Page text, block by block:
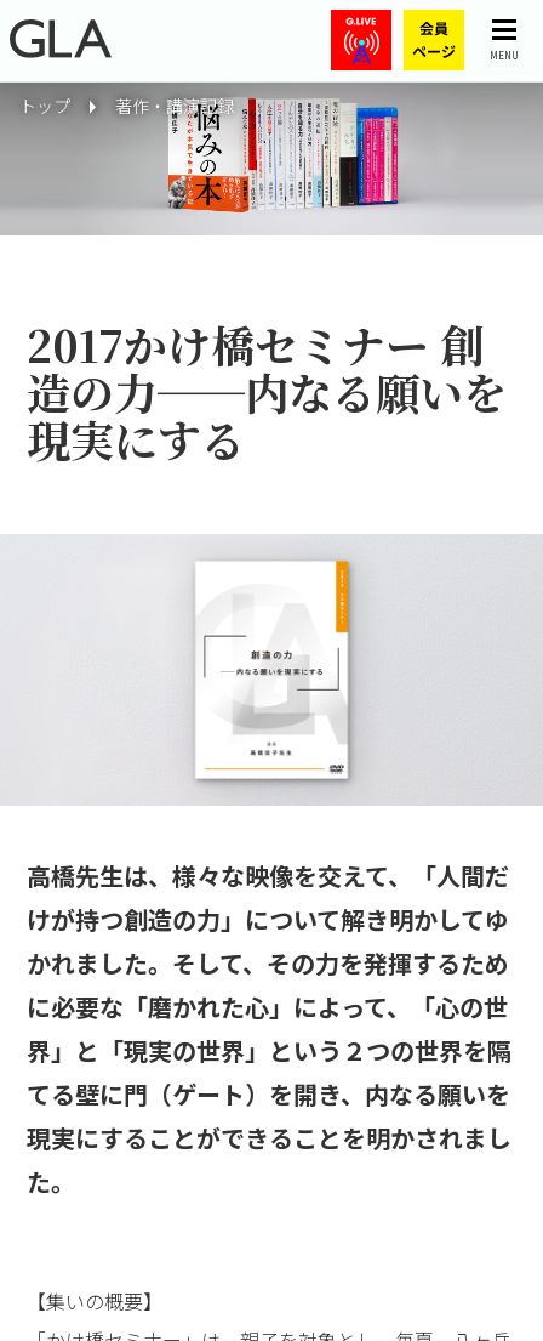
MENU
トップ 著作・講演記録
2017かけ橋セミナー 創
造の力──内なる願いを
現実にする
高橋先生は、様々な映像を交えて、「人間だ
けが持つ創造の力」について解き明かしてゆ
かれました。そして、その力を発揮するため
に必要な「磨かれた心」によって、「心の世
界」と「現実の世界」という２つの世界を隔
てる壁に門（ゲート）を開き、内なる願いを
現実にすることができることを明かされまし
た。
【集いの概要】